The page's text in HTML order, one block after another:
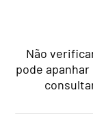
Não
pode